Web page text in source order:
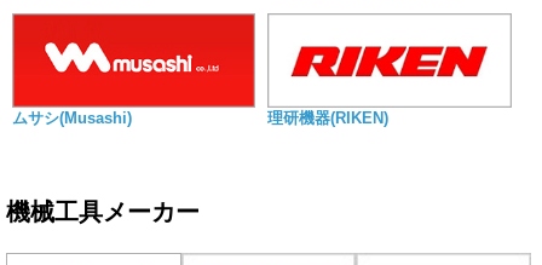
ムサシ(Musashi) 理研機器(RIKEN)
機械工具メーカー